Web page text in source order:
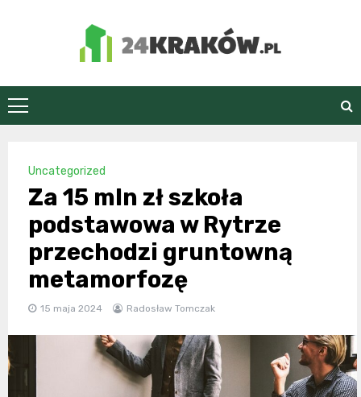
24Kraków.pl
Uncategorized
Za 15 mln zł szkoła
podstawowa w Rytrze
przechodzi gruntowną
metamorfozę
15 maja 2024 Radosław Tomczak